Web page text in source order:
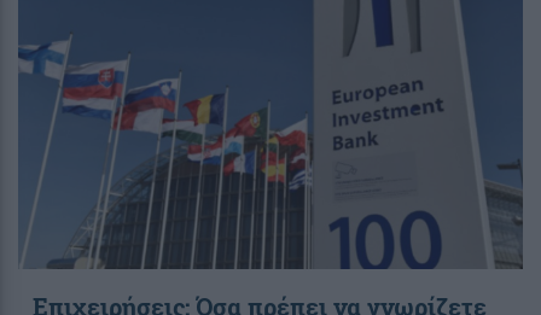
Επιχειρήσεις: Όσα πρέπει να γνωρίζετε